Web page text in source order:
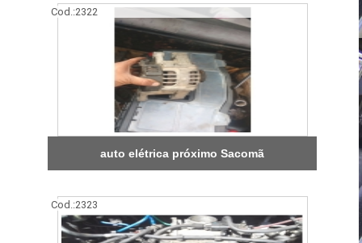
Cod.:2322
auto elétrica próximo Sacomã
Cod.:2323